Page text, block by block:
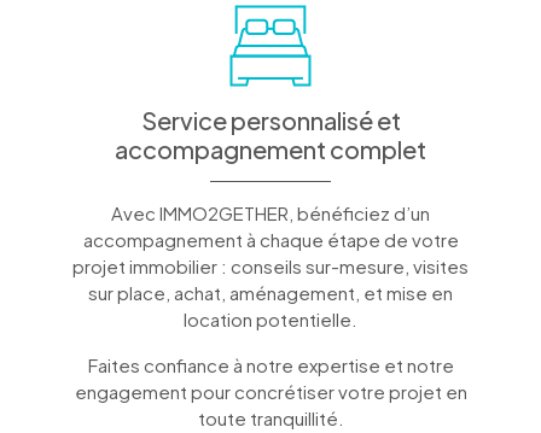
Service personnalisé et
accompagnement complet
Avec IMMO2GETHER, bénéficiez d’un
accompagnement à chaque étape de votre
projet immobilier : conseils sur-mesure, visites
sur place, achat, aménagement, et mise en
location potentielle.
Faites confiance à notre expertise et notre
engagement pour concrétiser votre projet en
toute tranquillité.